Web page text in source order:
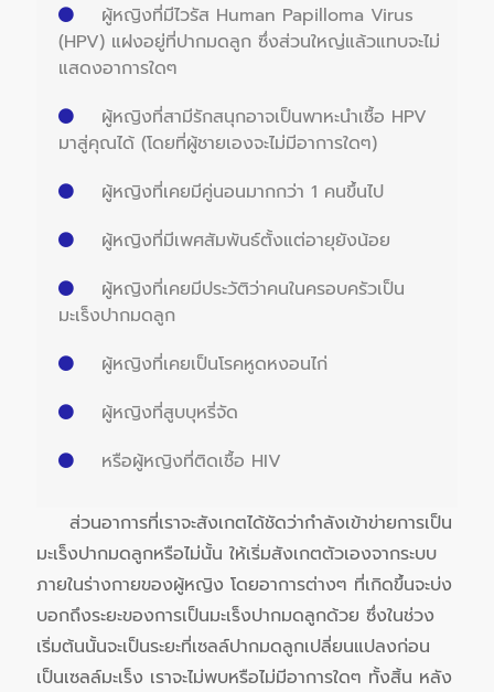
ผู้หญิงที่มีไวรัส Human Papilloma Virus
(HPV) แฝงอยู่ที่ปากมดลูก ซึ่งส่วนใหญ่แล้วแทบจะไม่
แสดงอาการใดๆ
ผู้หญิงที่สามีรักสนุกอาจเป็นพาหะนำเชื้อ HPV
มาสู่คุณได้ (โดยที่ผู้ชายเองจะไม่มีอาการใดๆ)
ผู้หญิงที่เคยมีคู่นอนมากกว่า 1 คนขึ้นไป
ผู้หญิงที่มีเพศสัมพันธ์ตั้งแต่อายุยังน้อย
ผู้หญิงที่เคยมีประวัติว่าคนในครอบครัวเป็น
มะเร็งปากมดลูก
ผู้หญิงที่เคยเป็นโรคหูดหงอนไก่
ผู้หญิงที่สูบบุหรี่จัด
หรือผู้หญิงที่ติดเชื้อ HIV
ส่วนอาการที่เราจะสังเกตได้ชัดว่ากำลังเข้าข่ายการเป็น
มะเร็งปากมดลูกหรือไม่นั้น ให้เริ่มสังเกตตัวเองจากระบบ
ภายในร่างกายของผู้หญิง โดยอาการต่างๆ ที่เกิดขึ้นจะบ่ง
บอกถึงระยะของการเป็นมะเร็งปากมดลูกด้วย ซึ่งในช่วง
เริ่มต้นนั้นจะเป็นระยะที่เซลล์ปากมดลูกเปลี่ยนแปลงก่อน
เป็นเซลล์มะเร็ง เราจะไม่พบหรือไม่มีอาการใดๆ ทั้งสิ้น หลัง